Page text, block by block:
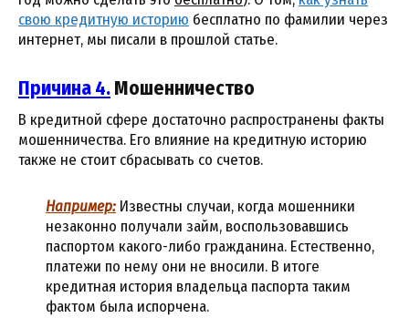
свою кредитную историю бесплатно по фамилии через
интернет, мы писали в прошлой статье.
Причина 4.Мошенничество
В кредитной сфере достаточно распространены факты
мошенничества. Его влияние на кредитную историю
также не стоит сбрасывать со счетов.
Например: Известны случаи, когда мошенники
незаконно получали займ, воспользовавшись
паспортом какого-либо гражданина. Естественно,
платежи по нему они не вносили. В итоге
кредитная история владельца паспорта таким
фактом была испорчена.